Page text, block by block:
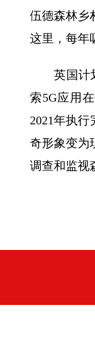
伍德森林乡
这里，每年
英国计划
索5G应用
2021年执
奇形象变为
调查和监视